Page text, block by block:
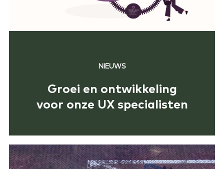
NIEUWS
Groei en ontwikkeling
voor onze UX specialisten